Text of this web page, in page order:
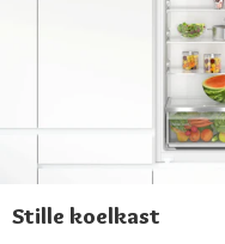
Stille koelkast